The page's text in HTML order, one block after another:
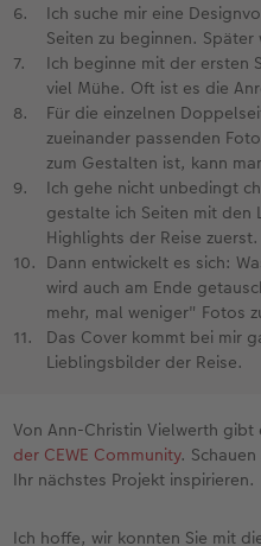
Ich suche mir eine
Seiten zu beginnen.
Ich beginne mit der ersten
viel Mühe. Oft ist es die
Für die einzelnen
zueinander passenden
zum Gestalten ist, kann
Ich gehe nicht unbedingt
gestalte ich Seiten mit
Highlights der Reise zuerst.
Dann entwickelt es sich:
wird auch am Ende
mehr, mal weniger" Fotos
Das Cover kommt bei mir
Lieblingsbilder der Reise.
Von Ann-Christin Vielwerth
der CEWE Community.
Ihr nächstes Projekt inspirieren.
Ich hoffe, wir konnten Sie mit